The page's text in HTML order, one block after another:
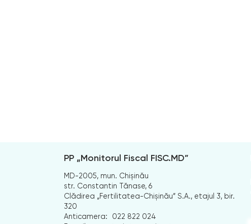
PP „Monitorul Fiscal FISC.MD”
MD-2005, mun. Chișinău
str. Constantin Tănase, 6
Clădirea „Fertilitatea-Chișinău” S.A., etajul 3, bir.
320
Anticamera:
022 822 024